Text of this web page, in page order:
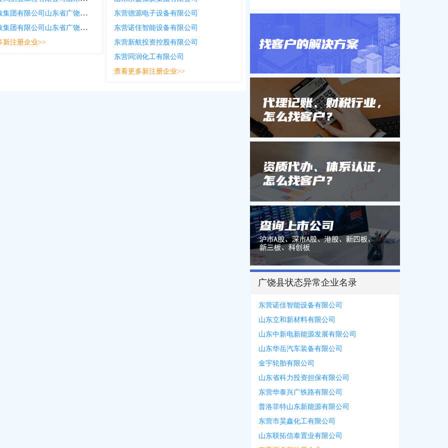
中国邮政集团有限公司山东省广饶县同泰邮政支局
中国邮政集团有限公司山东省广饶县广凯路邮政支局
新注册企业>>
东营德源电子设备有限公司
东营诺佳智能设备有限公司
东营新航投资控股有限公司
东营同润化工有限公司
查看更多新注册企业>>
广饶县状态异常企业名录
东营诺佳智能设备有限公司
山东立和新材料有限公司
山东中新电新能源发展有限公司
山东华岳汽车装备有限公司
金宇轮胎有限公司
山东省科力投资担保有限公司
东营华泰兴广铁路有限公司
普洛菲特山东新能源有限公司
东营市昊鑫化工有限公司
山东联拓信泰置业有限公司